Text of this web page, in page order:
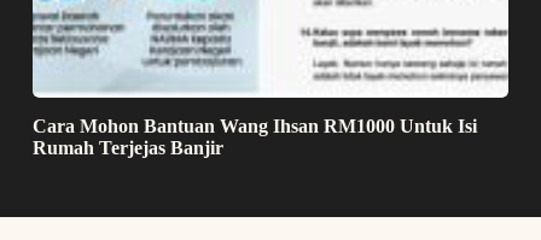
Cara Mohon Bantuan Wang Ihsan RM1000 Untuk Isi
Rumah Terjejas Banjir